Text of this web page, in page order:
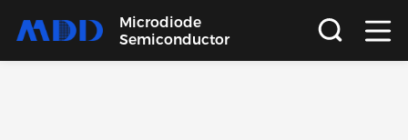
Microdiode
Semiconductor